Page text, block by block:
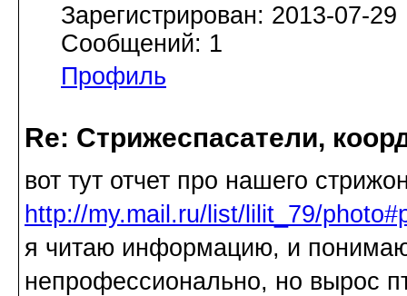
Зарегистрирован: 2013-07-29
Сообщений: 1
Профиль
Re: Стрижеспасатели,
вот тут отчет про нашего
http://my.mail.ru/list/lilit_79/
я читаю информацию, и
непрофессионально, но вырос